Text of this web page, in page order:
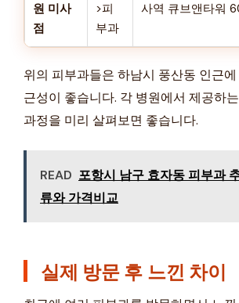
원 미사
점
>피
부과
사역 큐브앤타워
위의 피부과들은 하남시 풍산동 인근
근성이 좋습니다. 각 병원에서 제공하
과정을 미리 살펴보면 좋습니다.
READ 포항시 남구 효자동 피부과
류와 가격비교
실제 방문 후 느낀 차이